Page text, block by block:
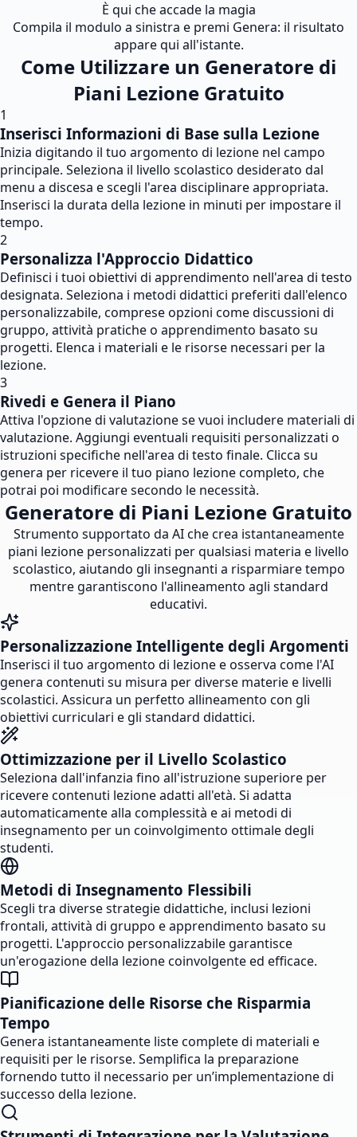
È qui che accade la magia
Compila il modulo a sinistra e premi Genera: il risultato
appare qui all'istante.
Come Utilizzare un Generatore di
Piani Lezione Gratuito
1
Inserisci Informazioni di Base sulla Lezione
Inizia digitando il tuo argomento di lezione nel campo
principale. Seleziona il livello scolastico desiderato dal
menu a discesa e scegli l'area disciplinare appropriata.
Inserisci la durata della lezione in minuti per impostare il
tempo.
2
Personalizza l'Approccio Didattico
Definisci i tuoi obiettivi di apprendimento nell'area di testo
designata. Seleziona i metodi didattici preferiti dall'elenco
personalizzabile, comprese opzioni come discussioni di
gruppo, attività pratiche o apprendimento basato su
progetti. Elenca i materiali e le risorse necessari per la
lezione.
3
Rivedi e Genera il Piano
Attiva l'opzione di valutazione se vuoi includere materiali di
valutazione. Aggiungi eventuali requisiti personalizzati o
istruzioni specifiche nell'area di testo finale. Clicca su
genera per ricevere il tuo piano lezione completo, che
potrai poi modificare secondo le necessità.
Generatore di Piani Lezione Gratuito
Strumento supportato da AI che crea istantaneamente
piani lezione personalizzati per qualsiasi materia e livello
scolastico, aiutando gli insegnanti a risparmiare tempo
mentre garantiscono l'allineamento agli standard
educativi.
Personalizzazione Intelligente degli Argomenti
Inserisci il tuo argomento di lezione e osserva come l'AI
genera contenuti su misura per diverse materie e livelli
scolastici. Assicura un perfetto allineamento con gli
obiettivi curriculari e gli standard didattici.
Ottimizzazione per il Livello Scolastico
Seleziona dall'infanzia fino all'istruzione superiore per
ricevere contenuti lezione adatti all'età. Si adatta
automaticamente alla complessità e ai metodi di
insegnamento per un coinvolgimento ottimale degli
studenti.
Metodi di Insegnamento Flessibili
Scegli tra diverse strategie didattiche, inclusi lezioni
frontali, attività di gruppo e apprendimento basato su
progetti. L'approccio personalizzabile garantisce
un'erogazione della lezione coinvolgente ed efficace.
Pianificazione delle Risorse che Risparmia
Tempo
Genera istantaneamente liste complete di materiali e
requisiti per le risorse. Semplifica la preparazione
fornendo tutto il necessario per un’implementazione di
successo della lezione.